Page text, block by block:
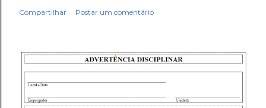
Compartilhar Postar um comentário